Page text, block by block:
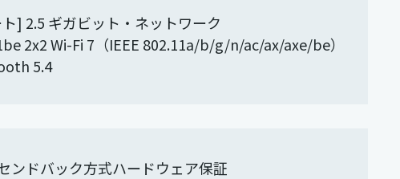
] 2.5 ギガビット・ネットワーク
2x2 Wi-Fi 7（IEEE 802.11a/b/g/n/ac/ax/axe/be）
5.4
ンドバック方式ハードウェア保証